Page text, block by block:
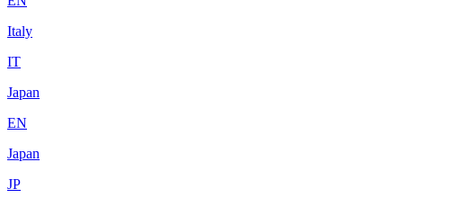
Italy
IT
Japan
EN
Japan
JP